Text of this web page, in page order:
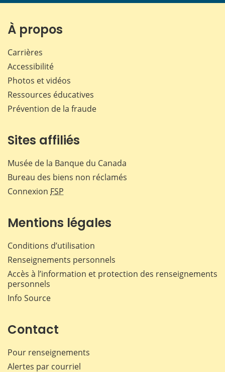
À propos
Carrières
Accessibilité
Photos et vidéos
Ressources éducatives
Prévention de la fraude
Sites affiliés
Musée de la Banque du Canada
Bureau des biens non réclamés
Connexion FSP
Mentions légales
Conditions d’utilisation
Renseignements personnels
Accès à l’information et protection des renseignements
personnels
Info Source
Contact
Pour renseignements
Alertes par courriel